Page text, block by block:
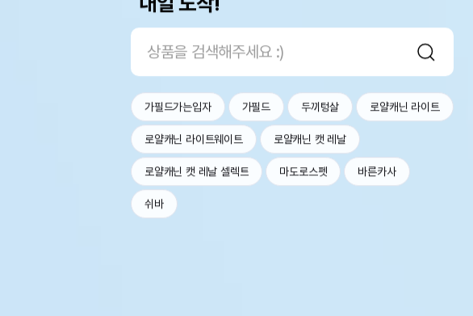
가필드가는입자 가필드 두끼텅살 로얄캐닌 라이트
로얄캐닌 라이트웨이트 로얄캐닌 캣 레날
로얄캐닌 캣 레날 셀렉트 마도로스펫 바른카사
쉬바